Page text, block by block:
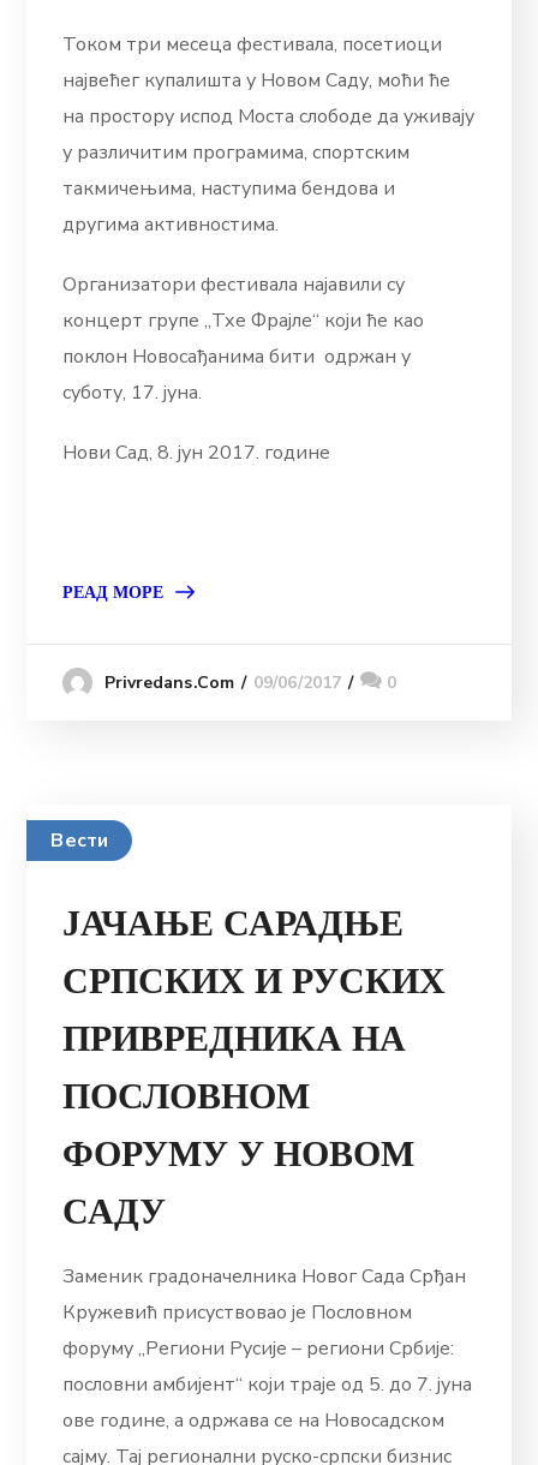
Током три месеца фестивала, посетиоци
највећег купалишта у Новом Саду, моћи ће
на простору испод Моста слободе да уживају
у различитим програмима, спортским
такмичењима, наступима бендова и
другима активностима.
Организатори фестивала најавили су
концерт групе „Тхе Фрајле“ који ће као
поклон Новосађанима бити одржан у
суботу, 17. јуна.
Нови Сад, 8. јун 2017. године
РЕАД МОРЕ
Privredans.com 09/06/2017 0
Вести
ЈАЧАЊЕ САРАДЊЕ
СРПСКИХ И РУСКИХ
ПРИВРЕДНИКА НА
ПОСЛОВНОМ
ФОРУМУ У НОВОМ
САДУ
Заменик градоначелника Новог Сада Срђан
Кружевић присуствовао је Пословном
форуму „Региони Русије – региони Србије:
пословни амбијент“ који траје од 5. до 7. јуна
ове године, а одржава се на Новосадском
сајму. Тај регионални руско-српски бизнис